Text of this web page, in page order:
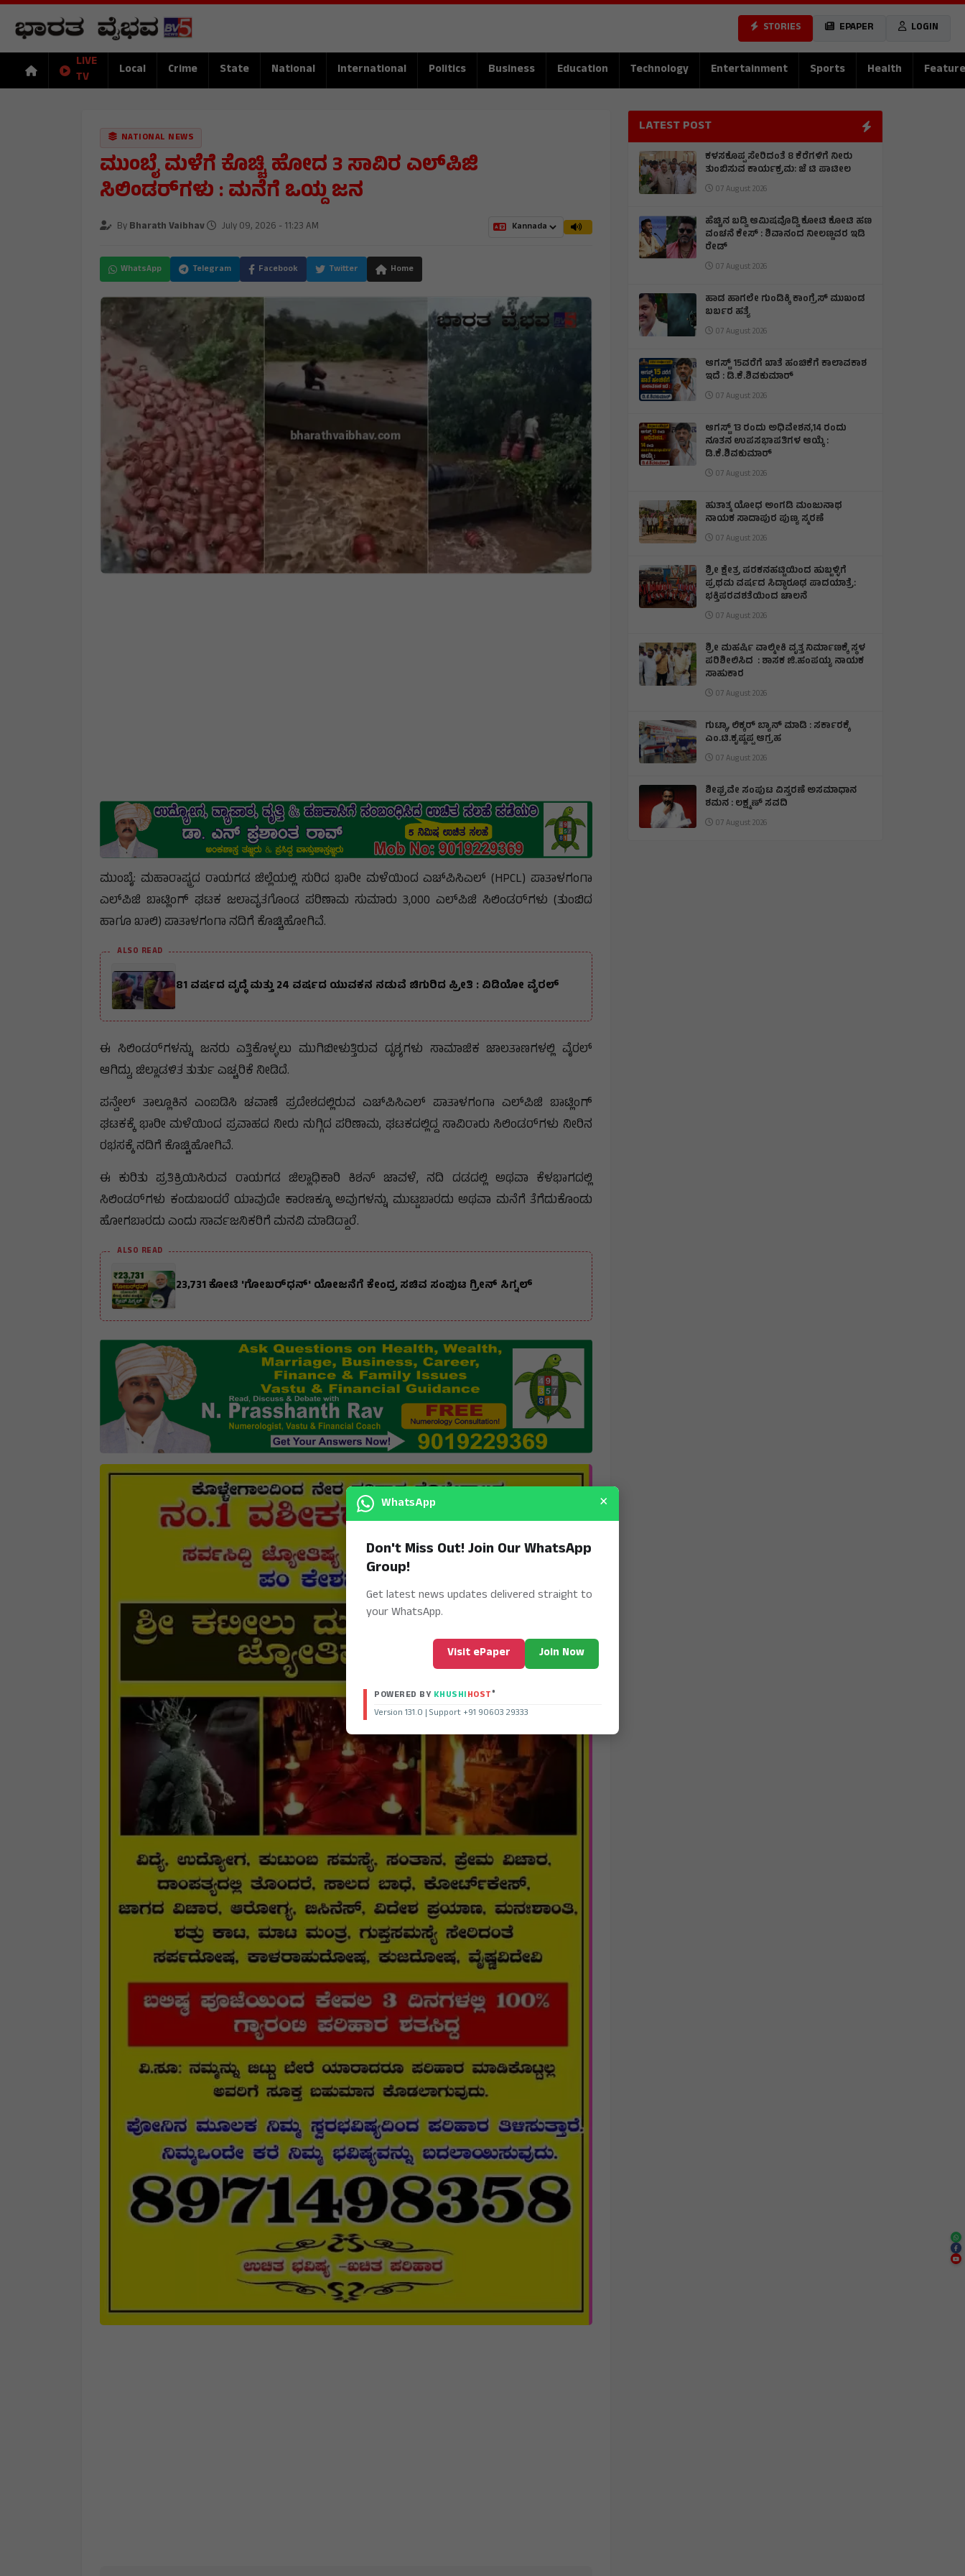
STORIES EPAPER LOGIN
LIVE
TV
Local Crime State National International Politics Business Education Technology Entertainment Sports Health Feature
NATIONAL NEWS
ಮುಂಬೈ ಮಳೆಗೆ ಕೊಚ್ಚಿ ಹೋದ 3 ಸಾವಿರ ಎಲ್‌ಪಿಜಿ
ಸಿಲಿಂಡರ್‌ಗಳು : ಮನೆಗೆ ಒಯ್ದ ಜನ
ByBharath Vaibhav July 09, 2026 - 11:23 AM
WhatsApp Telegram Facebook Twitter Home
ಮುಂಬೈ: ಮಹಾರಾಷ್ಟ್ರದ ರಾಯಗಡ ಜಿಲ್ಲೆಯಲ್ಲಿ ಸುರಿದ ಭಾರೀ ಮಳೆಯಿಂದ ಎಚ್‌ಪಿಸಿಎಲ್ (HPCL) ಪಾತಾಳಗಂಗಾ
ಎಲ್‌ಪಿಜಿ ಬಾಟ್ಲಿಂಗ್ ಘಟಕ ಜಲಾವೃತಗೊಂಡ ಪರಿಣಾಮ ಸುಮಾರು 3,000 ಎಲ್‌ಪಿಜಿ ಸಿಲಿಂಡರ್‌ಗಳು (ತುಂಬಿದ
ಹಾಗೂ ಖಾಲಿ) ಪಾತಾಳಗಂಗಾ ನದಿಗೆ ಕೊಚ್ಚಿಹೋಗಿವೆ.
ALSO READ
81 ವರ್ಷದ ವೃದ್ಧೆ ಮತ್ತು 24 ವರ್ಷದ ಯುವಕನ ನಡುವೆ ಚಿಗುರಿದ ಪ್ರೀತಿ : ವಿಡಿಯೋ ವೈರಲ್
ಈ ಸಿಲಿಂಡರ್‌ಗಳನ್ನು ಜನರು ಎತ್ತಿಕೊಳ್ಳಲು ಮುಗಿಬೀಳುತ್ತಿರುವ ದೃಶ್ಯಗಳು ಸಾಮಾಜಿಕ ಜಾಲತಾಣಗಳಲ್ಲಿ ವೈರಲ್
ಆಗಿದ್ದು, ಜಿಲ್ಲಾಡಳಿತ ತುರ್ತು ಎಚ್ಚರಿಕೆ ನೀಡಿದೆ.
ಪನ್ವೇಲ್ ತಾಲ್ಲೂಕಿನ ಎಂಐಡಿಸಿ ಚವಾಣೆ ಪ್ರದೇಶದಲ್ಲಿರುವ ಎಚ್‌ಪಿಸಿಎಲ್ ಪಾತಾಳಗಂಗಾ ಎಲ್‌ಪಿಜಿ ಬಾಟ್ಲಿಂಗ್
ಘಟಕಕ್ಕೆ ಭಾರೀ ಮಳೆಯಿಂದ ಪ್ರವಾಹದ ನೀರು ನುಗ್ಗಿದ ಪರಿಣಾಮ, ಘಟಕದಲ್ಲಿದ್ದ ಸಾವಿರಾರು ಸಿಲಿಂಡರ್‌ಗಳು ನೀರಿನ
ರಭಸಕ್ಕೆ ನದಿಗೆ ಕೊಚ್ಚಿಹೋಗಿವೆ.
ಈ ಕುರಿತು ಪ್ರತಿಕ್ರಿಯಿಸಿರುವ ರಾಯಗಡ ಜಿಲ್ಲಾಧಿಕಾರಿ ಕಿಶನ್ ಜಾವಳೆ, ನದಿ ದಡದಲ್ಲಿ ಅಥವಾ ಕೆಳಭಾಗದಲ್ಲಿ
ಸಿಲಿಂಡರ್‌ಗಳು ಕಂಡುಬಂದರೆ ಯಾವುದೇ ಕಾರಣಕ್ಕೂ ಅವುಗಳನ್ನು ಮುಟ್ಟಬಾರದು ಅಥವಾ ಮನೆಗೆ ತೆಗೆದುಕೊಂಡು
ಹೋಗಬಾರದು ಎಂದು ಸಾರ್ವಜನಿಕರಿಗೆ ಮನವಿ ಮಾಡಿದ್ದಾರೆ.
ALSO READ
₹23,731 ಕೋಟಿ 'ಗೋಬರ್‌ಧನ್' ಯೋಜನೆಗೆ ಕೇಂದ್ರ ಸಚಿವ ಸಂಪುಟ ಗ್ರೀನ್ ಸಿಗ್ನಲ್
LATEST POST
ಕಳಸಕೊಪ್ಪ ಸೇರಿದಂತೆ 8 ಕೆರೆಗಳಿಗೆ ನೀರು
ತುಂಬಿಸುವ ಕಾರ್ಯಕ್ರಮ: ಜೆ ಟಿ ಪಾಟೀಲ
07 August 2026
ಹೆಚ್ಚಿನ ಬಡ್ಡಿ ಆಮಿಷವೊಡ್ಡಿ ಕೋಟಿ ಕೋಟಿ ಹಣ
ವಂಚನೆ ಕೇಸ್ : ಶಿವಾನಂದ ನೀಲಣ್ಣವರ ಇಡಿ
ರೇಡ್
07 August 2026
ಹಾಡ ಹಾಗಲೇ ಗುಂಡಿಕ್ಕಿ ಕಾಂಗ್ರೆಸ್ ಮುಖಂಡ
ಬರ್ಬರ ಹತ್ಯೆ
07 August 2026
ಆಗಸ್ಟ್ 15ವರೆಗೆ ಖಾತೆ ಹಂಚಿಕೆಗೆ ಕಾಲಾವಕಾಶ
ಇದೆ : ಡಿ.ಕೆ.ಶಿವಕುಮಾರ್
07 August 2026
ಆಗಸ್ಟ್ 13 ರಂದು ಅಧಿವೇಶನ,14 ರಂದು
ನೂತನ ಉಪಸಭಾಪತಿಗಳ ಆಯ್ಕೆ :
ಡಿ.ಕೆ.ಶಿವಕುಮಾರ್
07 August 2026
ಹುತಾತ್ಮ ಯೋಧ ಅಂಗಡಿ ಮಂಜುನಾಥ
ನಾಯಕ ಸಾದಾಪುರ ಪುಣ್ಯ ಸ್ಮರಣೆ
07 August 2026
​ಶ್ರೀ ಕ್ಷೇತ್ರ ಪರಕನಹಟ್ಟಿಯಿಂದ ಹುಬ್ಬಳ್ಳಿಗೆ
ಪ್ರಥಮ ವರ್ಷದ ಸಿದ್ಧಾರೂಢ ಪಾದಯಾತ್ರೆ:
ಭಕ್ತಿಪರವಶತೆಯಿಂದ ಚಾಲನೆ
07 August 2026
ಶ್ರೀ ಮಹರ್ಷಿ ವಾಲ್ಮೀಕಿ ವೃತ್ತ ನಿರ್ಮಾಣಕ್ಕೆ ಸ್ಥಳ
ಪರಿಶೀಲಿಸಿದ : ಶಾಸಕ ಜಿ.ಹಂಪಯ್ಯ ನಾಯಕ
ಸಾಹುಕಾರ
07 August 2026
ಗುಟ್ಕಾ, ಲಿಕ್ಕರ್ ಬ್ಯಾನ್ ಮಾಡಿ : ಸರ್ಕಾರಕ್ಕೆ
ಎಂ.ಟಿ.ಕೃಷ್ಣಪ್ಪ ಆಗ್ರಹ
07 August 2026
ಶೀಘ್ರವೇ ಸಂಪುಟ ವಿಸ್ತರಣೆ ಅಸಮಾಧಾನ
ಶಮನ : ಲಕ್ಷ್ಮಣ್ ಸವದಿ
07 August 2026
WhatsApp ×
Don't Miss Out! Join Our WhatsApp
Group!
Get latest news updates delivered straight to
your WhatsApp.
Visit ePaper Join Now
POWERED BY KHUSHIHOST®
Version 131.0 | Support +91 90603 29333